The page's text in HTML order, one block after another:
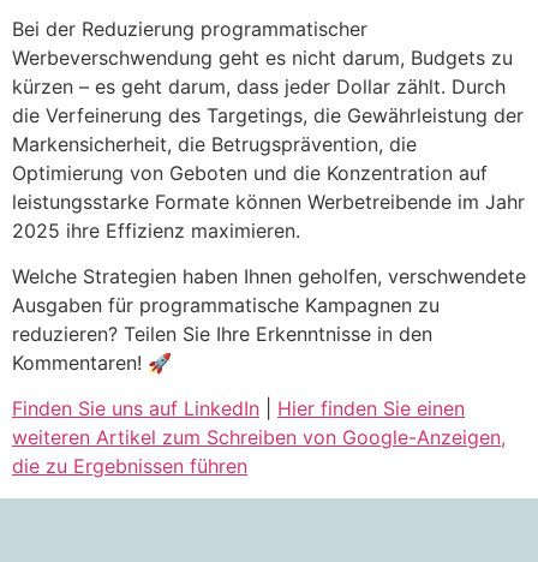
Bei der Reduzierung programmatischer
Werbeverschwendung geht es nicht darum, Budgets zu
kürzen – es geht darum, dass jeder Dollar zählt. Durch
die Verfeinerung des Targetings, die Gewährleistung der
Markensicherheit, die Betrugsprävention, die
Optimierung von Geboten und die Konzentration auf
leistungsstarke Formate können Werbetreibende im Jahr
2025 ihre Effizienz maximieren.
Welche Strategien haben Ihnen geholfen, verschwendete
Ausgaben für programmatische Kampagnen zu
reduzieren? Teilen Sie Ihre Erkenntnisse in den
Kommentaren! 🚀
Finden Sie uns auf LinkedIn
Hier finden Sie einen
weiteren Artikel zum Schreiben von Google-Anzeigen,
die zu Ergebnissen führen